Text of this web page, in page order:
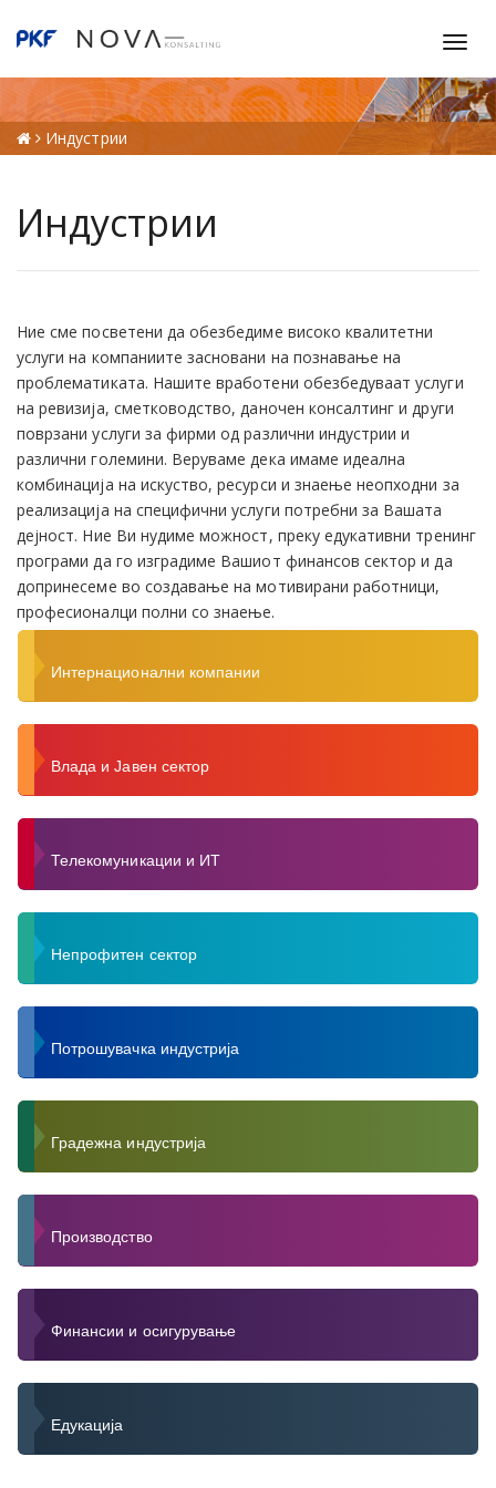
T
g
g
l
i
i
Индустрии
Индустрии
Ние сме посветени да обезбедиме високо квалитетни
услуги на компаниите засновани на познавање на
проблематиката. Нашите вработени обезбедуваат услуги
на ревизија, сметководство, даночен консалтинг и други
поврзани услуги за фирми од различни индустрии и
различни големини. Веруваме дека имаме идеална
комбинација на искуство, ресурси и знаење неопходни за
реализација на специфични услуги потребни за Вашата
дејност. Ние Ви нудиме можност, преку едукативни тренинг
програми да го изградиме Вашиот финансов сектор и да
допринесеме во создавање на мотивирани работници,
професионалци полни со знаење.
Интернационални компании
Влада и Јавен сектор
Телекомуникации и ИТ
Непрофитен сектор
Потрошувачка индустрија
Градежна индустрија
Производство
Финансии и осигурување
Едукација